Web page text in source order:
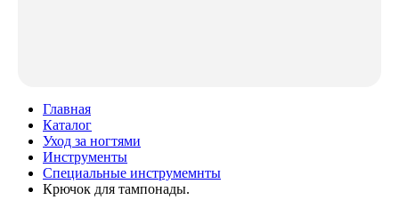
Главная
Каталог
Уход за ногтями
Инструменты
Специальные инструмемнты
Крючок для тампонады.